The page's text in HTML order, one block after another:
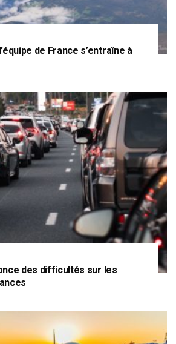
de France s’entraîne à
des difficultés sur les